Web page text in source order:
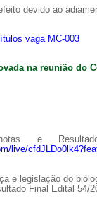
devido ao
vaga MC-003
na reunião do
e
live/
e legislação do
Final Edital 54/